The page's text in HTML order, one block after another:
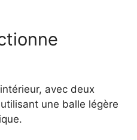
avec deux
une balle légère